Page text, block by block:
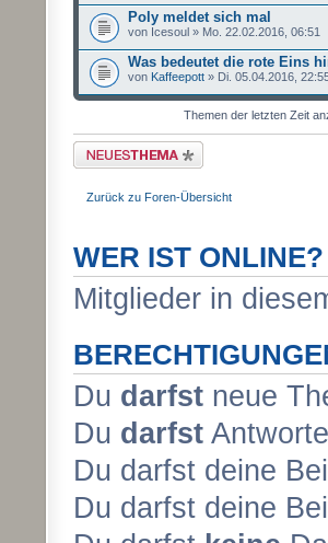
Poly meldet sich mal
von Icesoul » Mo. 22.02.2016, 06:51
Was bedeutet die rote Eins
von Kaffeepott » Di. 05.04.2016,
Themen der letzten Zeit
Neues Thema erstellen
Zurück zu Foren-Übersicht
WER IST ONLINE?
Mitglieder in
Du darfst neue
Du darfst
Du darfst deine
Du darfst deine